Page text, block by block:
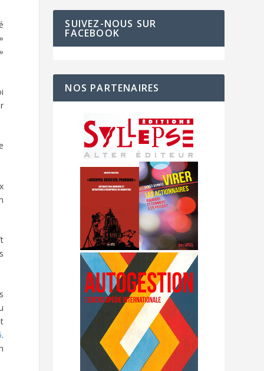
.
SUIVEZ-NOUS SUR
FACEBOOK
NOS PARTENAIRES